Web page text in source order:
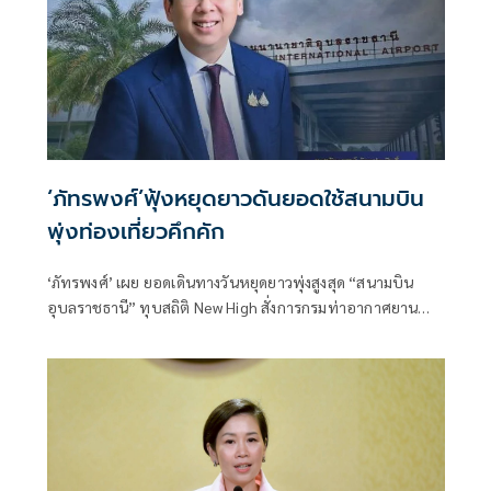
‘ภัทรพงศ์’ฟุ้งหยุดยาวดันยอดใช้สนามบิน
พุ่งท่องเที่ยวคึกคัก
‘ภัทรพงศ์’ เผย ยอดเดินทางวันหยุดยาวพุ่งสูงสุด “สนามบิน
อุบลราชธานี” ทุบสถิติ New High สั่งการกรมท่าอากาศยาน
เทียนพรรษา - ดันรายได้ท่องเที่ยวภูมิภาคคึกคัก